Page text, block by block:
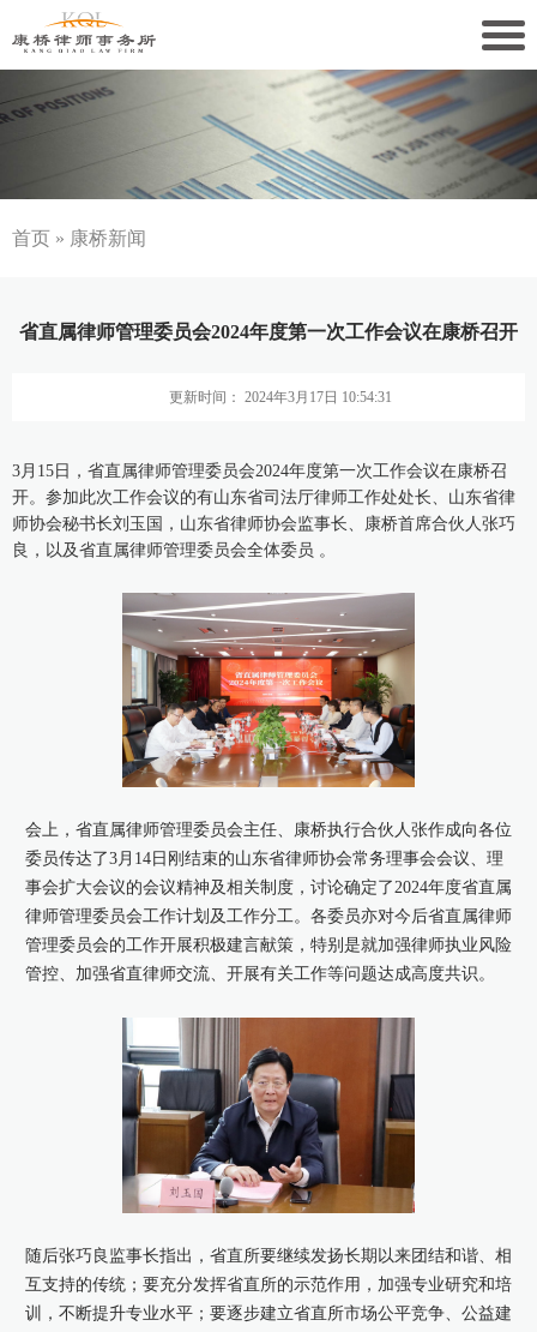
关于康桥
康桥文化
康桥党建
业务领域
社会责任
康桥法治研究院
康桥出版
首页 » 康桥新闻
省直属律师管理委员会2024年度第一次工作会议在康桥召开
更新时间： 2024年3月17日 10:54:31
3月15日，省直属律师管理委员会2024年度第一次工作会议在康桥召
开。参加此次工作会议的有山东省司法厅律师工作处处长、山东省律
师协会秘书长刘玉国，山东省律师协会监事长、康桥首席合伙人张巧
良，以及省直属律师管理委员会全体委员 。
会上，省直属律师管理委员会主任、康桥执行合伙人张作成向各位
委员传达了3月14日刚结束的山东省律师协会常务理事会会议、理
事会扩大会议的会议精神及相关制度，讨论确定了2024年度省直属
律师管理委员会工作计划及工作分工。各委员亦对今后省直属律师
管理委员会的工作开展积极建言献策，特别是就加强律师执业风险
管控、加强省直律师交流、开展有关工作等问题达成高度共识。
随后张巧良监事长指出，省直所要继续发扬长期以来团结和谐、相
互支持的传统；要充分发挥省直所的示范作用，加强专业研究和培
训，不断提升专业水平；要逐步建立省直所市场公平竞争、公益建